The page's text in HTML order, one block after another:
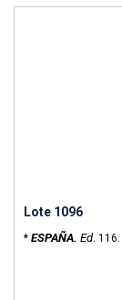
Lote 1096
* ESPAÑA. Ed. 116.